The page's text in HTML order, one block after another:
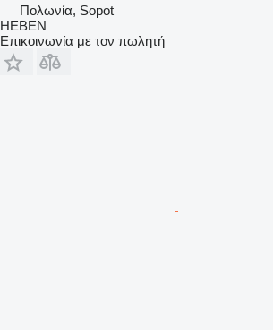
Πολωνία, Sopot
HEBEN
Επικοινωνία με τον πωλητή